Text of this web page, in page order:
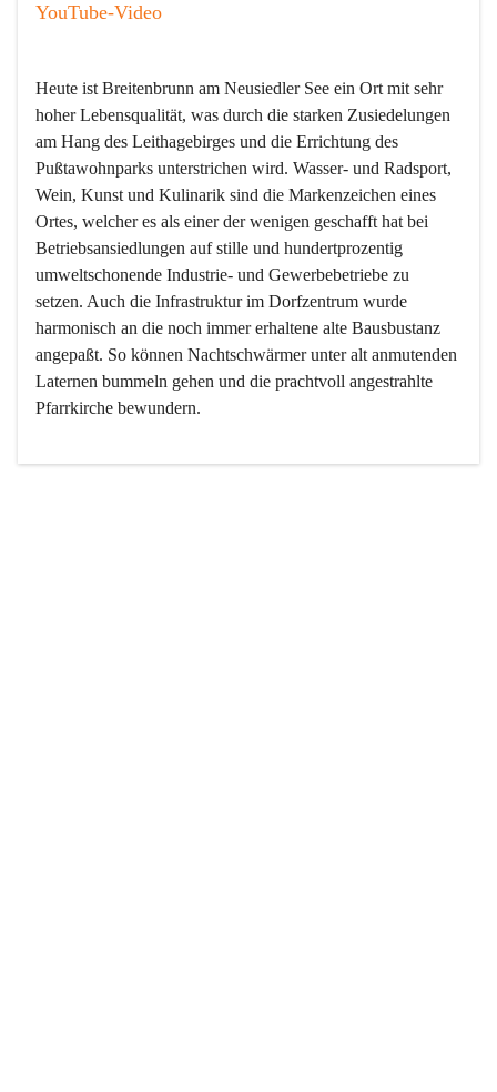
YouTube-Video
Heute ist Breitenbrunn am Neusiedler See ein Ort mit sehr
hoher Lebensqualität, was durch die starken Zusiedelungen
am Hang des Leithagebirges und die Errichtung des
Pußtawohnparks unterstrichen wird. Wasser- und Radsport,
Wein, Kunst und Kulinarik sind die Markenzeichen eines
Ortes, welcher es als einer der wenigen geschafft hat bei
Betriebsansiedlungen auf stille und hundertprozentig
umweltschonende Industrie- und Gewerbebetriebe zu
setzen. Auch die Infrastruktur im Dorfzentrum wurde
harmonisch an die noch immer erhaltene alte Bausbustanz
angepaßt. So können Nachtschwärmer unter alt anmutenden
Laternen bummeln gehen und die prachtvoll angestrahlte
Pfarrkirche bewundern.
Der Weinbau dominert heute nicht mehr, ist aber integrativer